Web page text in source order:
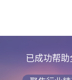
已成功帮助